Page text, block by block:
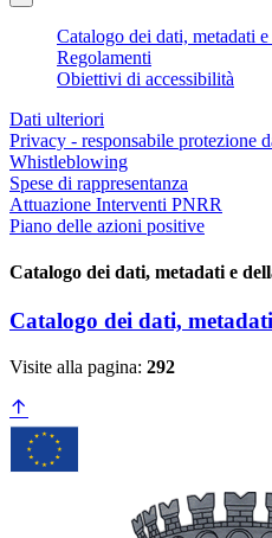
Catalogo dei dati, metadati
Regolamenti
Obiettivi di accessibilità
Dati ulteriori
Privacy - responsabile protezione
Whistleblowing
Spese di rappresentanza
Attuazione Interventi PNRR
Piano delle azioni positive
Catalogo dei dati, metadati e
Catalogo dei dati,
Visite alla pagina: 292